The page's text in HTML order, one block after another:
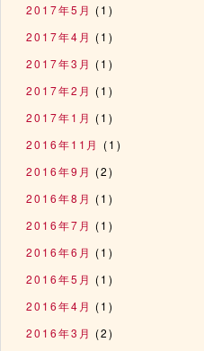
2017年5月 (1)
2017年4月 (1)
2017年3月 (1)
2017年2月 (1)
2017年1月 (1)
2016年11月 (1)
2016年9月 (2)
2016年8月 (1)
2016年7月 (1)
2016年6月 (1)
2016年5月 (1)
2016年4月 (1)
2016年3月 (2)